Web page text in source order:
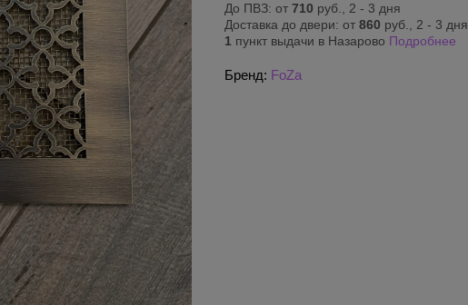
До ПВЗ: от 710 руб., 2 - 3 дня
Доставка до двери: от 860 руб., 2 - 3 дня
1 пункт выдачи в Назарово Подробнее
Бренд: FoZa